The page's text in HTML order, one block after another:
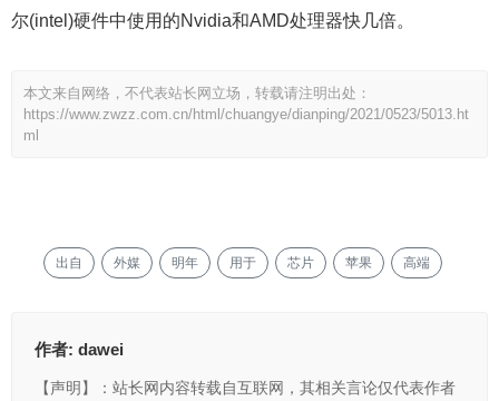
尔(intel)硬件中使用的Nvidia和AMD处理器快几倍。
本文来自网络，不代表站长网立场，转载请注明出处：
https://www.zwzz.com.cn/html/chuangye/dianping/2021/0523/5013.ht
ml
出自 外媒 明年 用于 芯片 苹果 高端
作者: dawei
【声明】：站长网内容转载自互联网，其相关言论仅代表作者